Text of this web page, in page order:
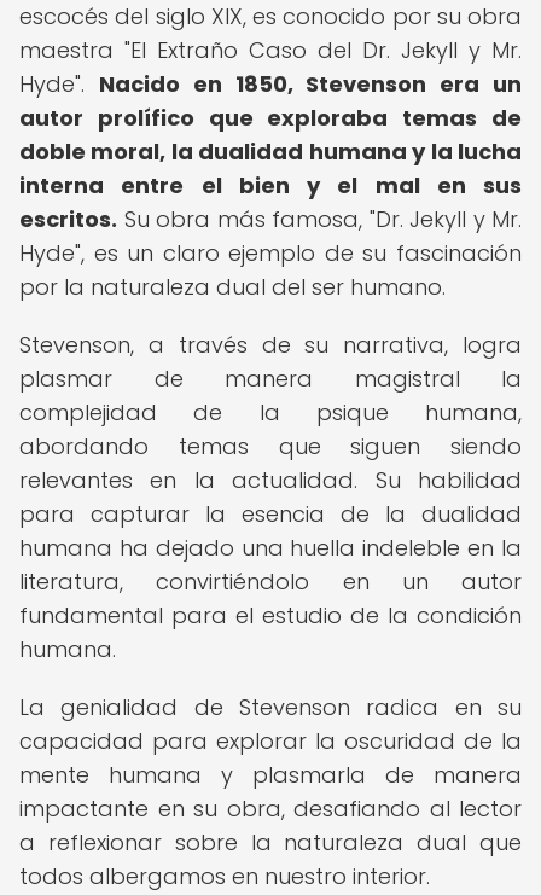
escocés del siglo XIX, es conocido por su obra
maestra "El Extraño Caso del Dr. Jekyll y Mr.
Hyde". Nacido en 1850, Stevenson era un
autor prolífico que exploraba temas de
doble moral, la dualidad humana y la lucha
interna entre el bien y el mal en sus
escritos. Su obra más famosa, "Dr. Jekyll y Mr.
Hyde", es un claro ejemplo de su fascinación
por la naturaleza dual del ser humano.
Stevenson, a través de su narrativa, logra
plasmar de manera magistral la
complejidad de la psique humana,
abordando temas que siguen siendo
relevantes en la actualidad. Su habilidad
para capturar la esencia de la dualidad
humana ha dejado una huella indeleble en la
literatura, convirtiéndolo en un autor
fundamental para el estudio de la condición
humana.
La genialidad de Stevenson radica en su
capacidad para explorar la oscuridad de la
mente humana y plasmarla de manera
impactante en su obra, desafiando al lector
a reflexionar sobre la naturaleza dual que
todos albergamos en nuestro interior.